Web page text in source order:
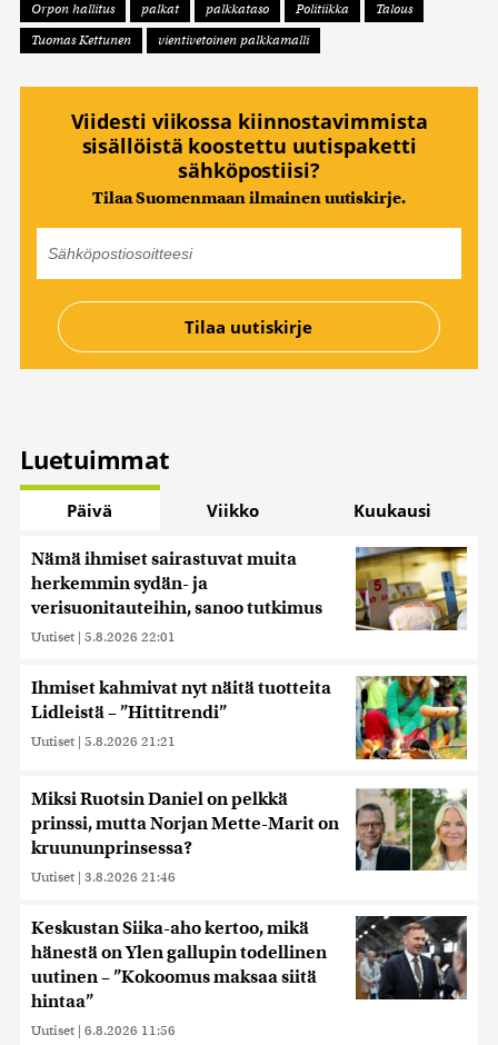
Orpon hallitus palkat palkkataso Politiikka
Talous
Tuomas Kettunen
vientivetoinen palkkamalli
Viidesti viikossa kiinnostavimmista
sisällöistä koostettu uutispaketti
sähköpostiisi?
Tilaa Suomenmaan ilmainen uutiskirje.
Luetuimmat
Päivä Viikko Kuukausi
Nämä ihmiset sairastuvat muita
herkemmin sydän- ja
verisuonitauteihin, sanoo tutkimus
Uutiset | 5.8.2026 22:01
Ihmiset kahmivat nyt näitä tuotteita
Lidleistä – ”Hittitrendi”
Uutiset | 5.8.2026 21:21
Miksi Ruotsin Daniel on pelkkä
prinssi, mutta Norjan Mette-Marit on
kruununprinsessa?
Uutiset | 3.8.2026 21:46
Keskustan Siika-aho kertoo, mikä
hänestä on Ylen gallupin todellinen
uutinen – ”Kokoomus maksaa siitä
hintaa”
Uutiset | 6.8.2026 11:56